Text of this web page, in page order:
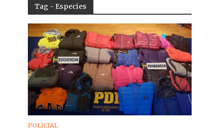
Tag - Especies
POLICIAL